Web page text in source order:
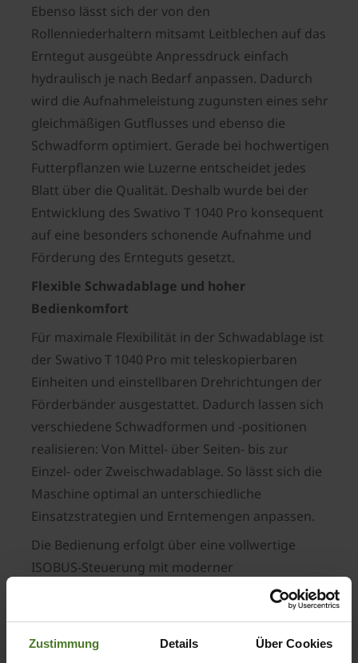
Zustimmung Details Über Cookies
Ebenso lässt sich der von den
Rollenniederhaltern mitsamt Leitblechen auf das
Erntegut ausgeübte Anpressdruck einfach
hydraulisch je nach Bedarf anpassen. Dadurch
wird die Aufnahmeleistung zugunsten eines sehr
gleichmäßigen Gutflusses und ebenso die
Schwadform optimiert. Gerade bei hochwertigen
Futterpflanzen wie Luzerne entscheidet jedes
Blatt über die Qualität. Deshalb wurde bei der
Entwicklung des Swativo T 1040 Pro konsequent
auf eine besonders schonende Aufnahme und
Förderung des Ernteguts gesetzt.
Flexible Schwadablage und hoher
Bedienkomfort
Für maximale Flexibilität in der Schwadablage ist
der Swativo T 1040 Pro mit teleskopierbaren
Einheiten und einstellbaren Drehrichtungen der
Förderbänder ausgestattet. Dadurch lassen sich
verschiedene Schwadformen und ‑positionen
realisieren: Von Mittel- über Seiten- bis zur
Einzel- oder Zweischwadablage. So lässt sich die
Maschine optimal an unterschiedliche
Einsatzstrategien und Erntemengen anpassen.
Die Bedienung erfolgt über eine vollwertige
ISOBUS‑Steuerung mit moderner
Bedienoberfläche. Sämtliche Funktionen und
Traktorkabine einstellbar. Hinterlegte